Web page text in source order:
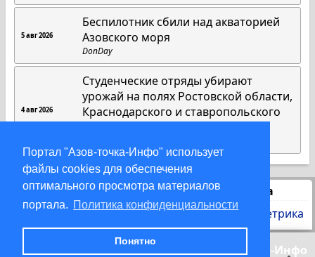
Портал "Азов-точка-Инфо" использует
файлы cookies для обеспечения
оптимального просмотра материалов
портала. Политика конфиденциальности
Понятно
5 авг 2026
Беспилотник сбили над акваторией
Азовского моря
DonDay
4 авг 2026
Студенческие отряды убирают
урожай на полях Ростовской области,
Краснодарского и ставропольского
Статистика
© 2000-2026 Азов-точка-Инфо